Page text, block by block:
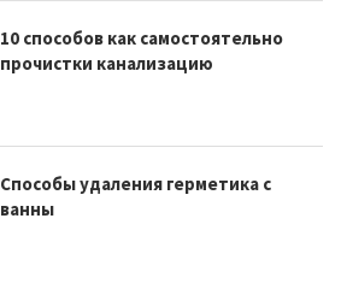
10 способов как самостоятельно
прочистки канализацию
Способы удаления герметика с
ванны